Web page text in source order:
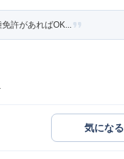
許があればOK...
気になる